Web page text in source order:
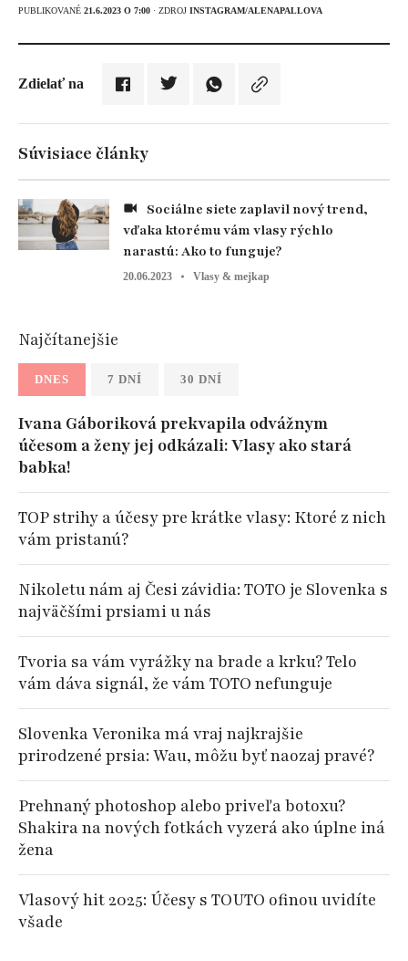
PUBLIKOVANÉ 21.6.2023 O 7:00 · ZDROJ INSTAGRAM/ALENAPALLOVA
Zdielať na
Súvisiace články
vďaka ktorému vám vlasy rýchlo
narastú: Ako to funguje?
20.06.2023 Vlasy & mejkap
Najčítanejšie
DNES 7 DNÍ 30 DNÍ
Ivana Gáboriková prekvapila odvážnym
účesom a ženy jej odkázali: Vlasy ako stará
babka!
TOP strihy a účesy pre krátke vlasy: Ktoré z nich
vám pristanú?
Nikoletu nám aj Česi závidia: TOTO je Slovenka s
najväčšími prsiami u nás
Tvoria sa vám vyrážky na brade a krku? Telo
vám dáva signál, že vám TOTO nefunguje
Slovenka Veronika má vraj najkrajšie
prirodzené prsia: Wau, môžu byť naozaj pravé?
Prehnaný photoshop alebo priveľa botoxu?
Shakira na nových fotkách vyzerá ako úplne iná
žena
Vlasový hit 2025: Účesy s TOUTO ofinou uvidíte
všade